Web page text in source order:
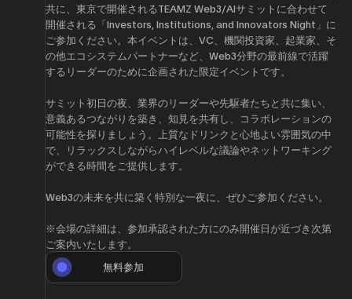
共に、東京で開催されるTEAMZ Web3/AIサミットに合わせて
開催される「Investors, Institutions, and Innovators Night」に
ご参加ください。本イベントは、VC、機関投資家、起業家、そ
の他エコシステムパートナーなど、Web3分野の最前線で活躍
するリーダーのために企画された限定イベントです。
サミット初日の夜、業界のリーダーや先駆者たちと共に集い、
意義あるつながりを築き、知見を共有し、コラボレーションの
可能性を探りましょう。上質なドリンクと心地よい雰囲気の中
で、リラックスしながらハイレベルな議論やネットワーキング
ができる時間をご提供します。
Web3の未来を共に築く特別な一夜に、ぜひご参加ください。
※会場の詳細は、参加承認された方にのみ開催日が近づき次第
ご案内いたします。
無料参加